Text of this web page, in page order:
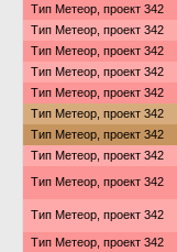
Тип Метеор, проект 342
Тип Метеор, проект 342
Тип Метеор, проект 342
Тип Метеор, проект 342
Тип Метеор, проект 342
Тип Метеор, проект 342
Тип Метеор, проект 342
Тип Метеор, проект 342
Тип Метеор, проект 342
Тип Метеор, проект 342
Тип Метеор, проект 342